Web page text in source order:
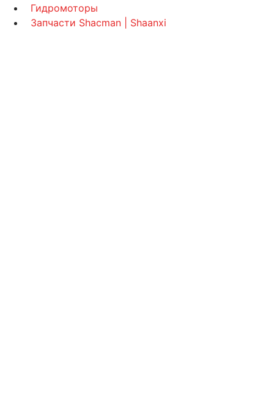
Гидромоторы
Запчасти Shacman | Shaanxi